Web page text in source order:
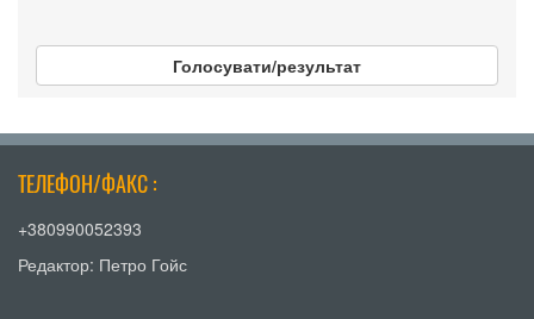
Голосувати/результат
ТЕЛЕФОН/ФАКС :
+380990052393
Редактор: Петро Гойс